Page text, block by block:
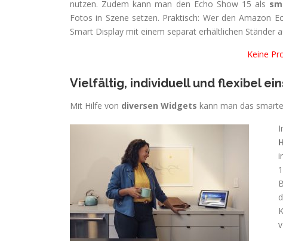
nutzen. Zudem kann man den Echo Show 15 als
Fotos in Szene setzen. Praktisch: Wer den Amazon
Smart Display mit einem separat erhältlichen Ständer
Keine
Vielfältig, individuell und flexibel
Mit Hilfe von diversen Widgets kann man das